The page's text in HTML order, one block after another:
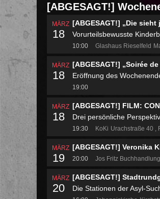
[ABGESAGT!]
MÄRZ
18
[ABGESAGT!] „Die
Vorurteilsbewusste
10:00 Glashaus Rieselfeld
MÄRZ
18
[ABGESAGT!] „Soirée
Eröffnung des
19:00
MÄRZ
18
[ABGESAGT!] FILM:
Drei persönliche
19:30 KoKi Urachstraße 40
MÄRZ
19
[ABGESAGT!] Veronika
20:00 Jos Fritz Buchhandlung
MÄRZ
20
[ABGESAGT!]
Die Stationen der Asyl-